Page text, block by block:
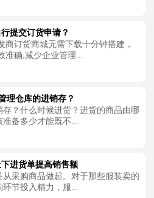
提交订货申请？
商订货商城无需下载十分钟搭建，
确;减少企业管理...
理仓库的进销存？
？什么时候进货？进货的商品由哪
备多少才能既不...
进货单提高销售额
采购商品做起。对于那些服装卖的
节投入精力，服...